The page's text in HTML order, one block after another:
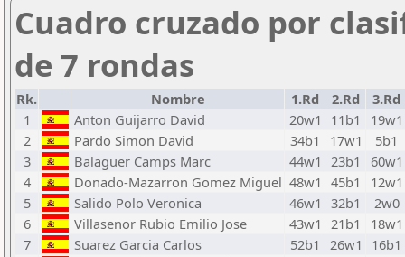
Cuadro cruzado por
de 7 rondas
Rk. Nombre 1.Rd 2.Rd
3.Rd
1
Anton Guijarro David 20w1 11b1
19w1
2
Pardo Simon David 34b1 17w1
5b1
3
Balaguer Camps Marc 44w1 23b1
60w1
4
Donado-Mazarron Gomez Miguel 48w1 45b1
12w1
5
Salido Polo Veronica 46w1 32b1
2w0
6
Villasenor Rubio Emilio Jose 43w1 21b1
18w1
7
Suarez Garcia Carlos 52b1 26w1
16b1